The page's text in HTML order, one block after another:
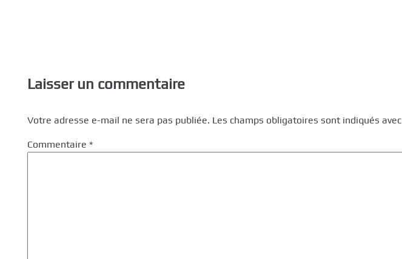
Laisser un commentaire
Votre adresse e-mail ne sera pas publiée. Les champs obligatoires sont indiqués avec
Commentaire *